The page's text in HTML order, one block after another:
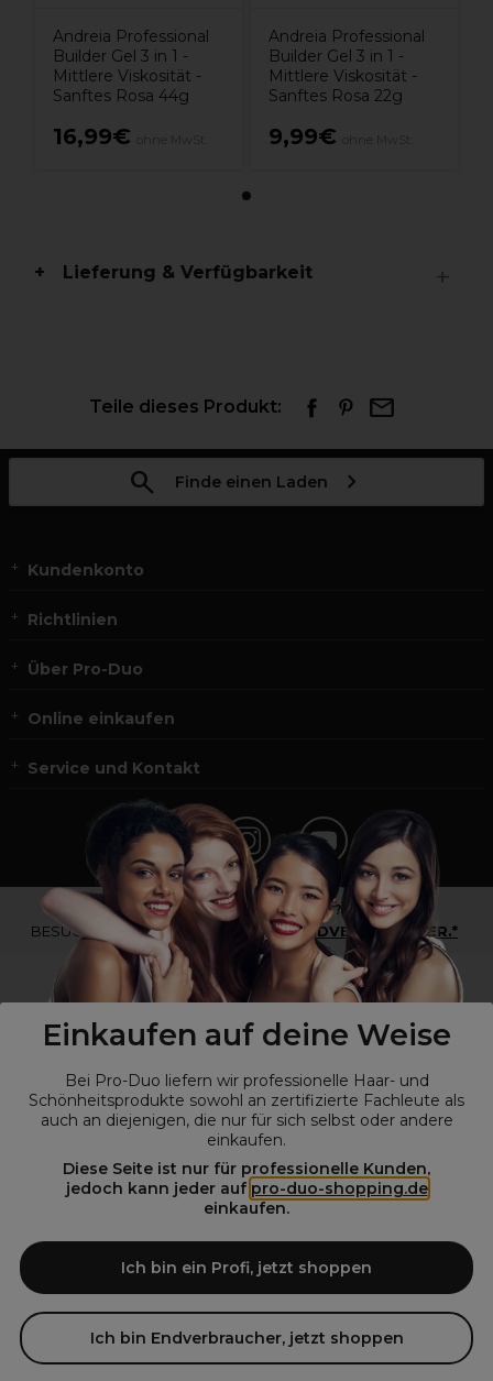
Einkaufen auf deine Weise
Bei Pro-Duo liefern wir professionelle Haar- und
Schönheitsprodukte sowohl an zertifizierte Fachleute als
auch an diejenigen, die nur für sich selbst oder andere
einkaufen.
Diese Seite ist nur für professionelle Kunden,
jedoch kann jeder auf pro-duo-shopping.de
einkaufen.
Ich bin ein Profi, jetzt shoppen
Ich bin Endverbraucher, jetzt shoppen
Andreia Professional
Builder Gel 3 in 1 -
Mittlere Viskosität -
Sanftes Rosa 44g
16,99€
Andreia Professional
Builder Gel 3 in 1 -
Mittlere Viskosität -
Sanftes Rosa 22g
9,99€
Lieferung & Verfügbarkeit
Teile dieses Produkt:
Finde einen Laden
Kundenkonto
Richtlinien
Über Pro-Duo
Online einkaufen
Service und Kontakt
*Du bist kein Profikunde?
BESUCHE
UNSERE WEBSEITE FÜR ENDVERBRAUCHER.*
© Alle Rechte vorbehalten © Pro-Duo2026
Pro-Duo ist Ihr zuverlässiger Partner für hochwertige Produkte im
hochwertigen Produkte, von der Haarpflege über das Make-up bis hin
zu Spezialwerkzeugen, sind so konzipiert, dass sie die Erwartungen
von Friseursalons und Kosmetikstudios übertreffen. Verlassen Sie sich
auf Pro-Duo für erstklassige Qualität und zeitgemäße Lösungen.